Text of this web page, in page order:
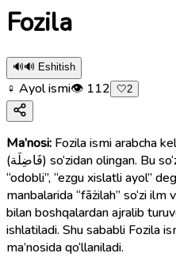
Fozila
🔊🔊 Eshitish
♀ Ayol ismi👁 112 🤍2
Ma’nosi: Fozila ismi arabcha
(فَاضِلَة) so‘zidan olingan. Bu so‘z “bilimdon”, “dono”, “fazilatli”,
“odobli”, “ezgu xislatli ayol”
manbalarida “fāżilah” so‘zi
bilan boshqalardan ajralib
ishlatiladi. Shu sababli Fozila
ma’nosida qo‘llaniladi.